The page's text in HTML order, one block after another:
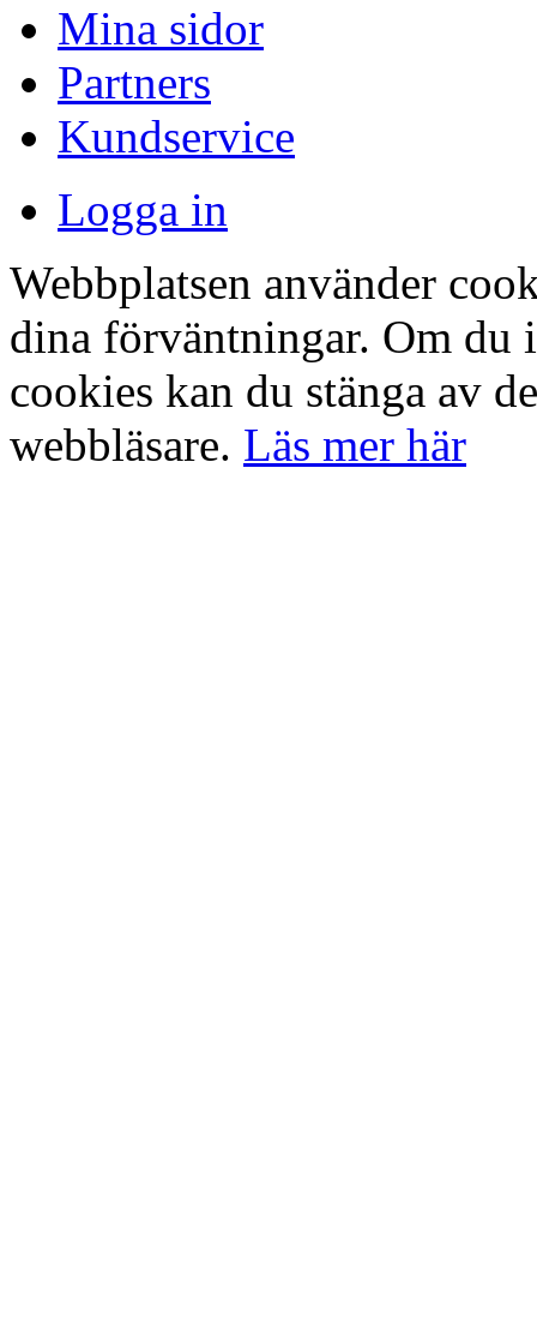
Mina sidor
Partners
Kundservice
Logga in
Webbplatsen använder
dina förväntningar. Om du
cookies kan du stänga av
webbläsare. Läs mer här